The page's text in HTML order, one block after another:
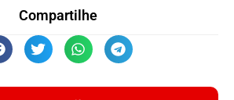
Compartilhe